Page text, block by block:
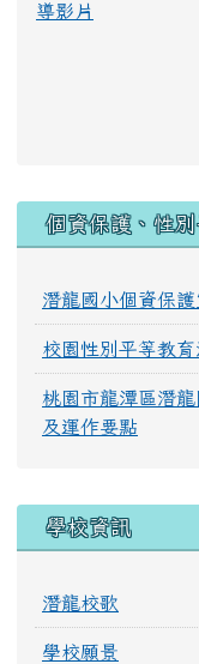
導影片
個資保護、性
潛龍國小個資保
校園性別平等教
桃園市龍潭區潛
及運作要點
學校資訊
潛龍校歌
學校願景